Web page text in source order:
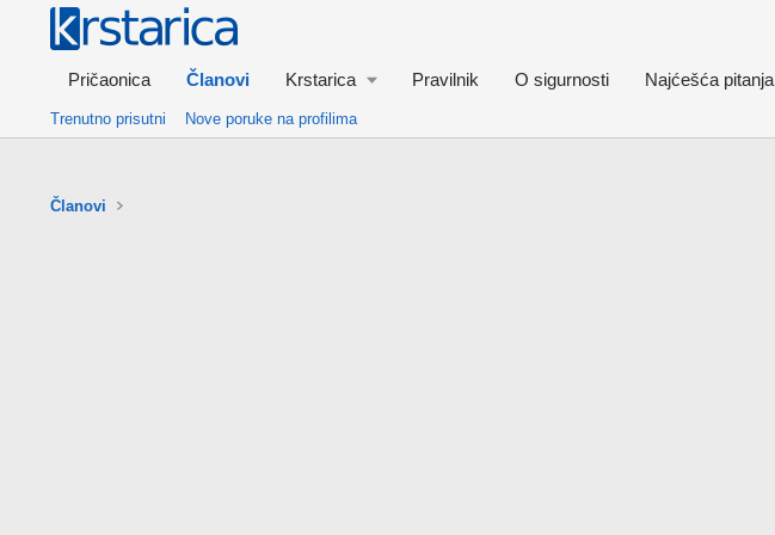
Pričaonica Članovi Krstarica Pravilnik O sigurnosti Najćešća pitanja
Trenutno prisutni Nove poruke na profilima
Članovi